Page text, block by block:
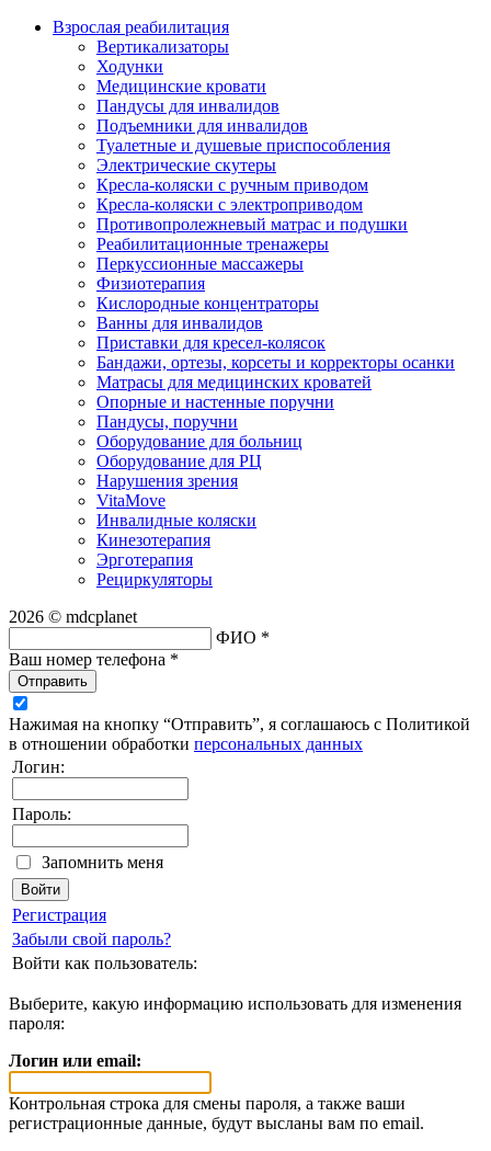
Взрослая реабилитация
Вертикализаторы
Ходунки
Медицинские кровати
Пандусы для инвалидов
Подъемники для инвалидов
Туалетные и душевые приспособления
Электрические скутеры
Кресла-коляски с ручным приводом
Кресла-коляски с электроприводом
Противопролежневый матрас и подушки
Реабилитационные тренажеры
Перкуссионные массажеры
Физиотерапия
Кислородные концентраторы
Ванны для инвалидов
Приставки для кресел-колясок
Бандажи, ортезы, корсеты и корректоры осанки
Матрасы для медицинских кроватей
Опорные и настенные поручни
Пандусы, поручни
Оборудование для больниц
Оборудование для РЦ
Нарушения зрения
VitaMove
Инвалидные коляски
Кинезотерапия
Эрготерапия
Рециркуляторы
2026 © mdcplanet
ФИО *
Ваш номер телефона *
Отправить
Нажимая на кнопку “Отправить”, я соглашаюсь с Политикой
в отношении обработки персональных данных
Логин:
Пароль:
Запомнить меня
Регистрация
Забыли свой пароль?
Войти как пользователь:
Выберите, какую информацию использовать для изменения
пароля:
Логин или email:
Контрольная строка для смены пароля, а также ваши
регистрационные данные, будут высланы вам по email.